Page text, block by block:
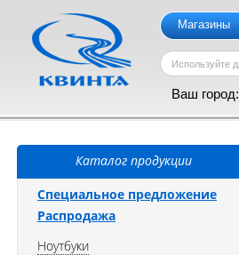
Магазины
Ваш город:
Каталог продукции
Специальное предложение
Распродажа
Ноутбуки